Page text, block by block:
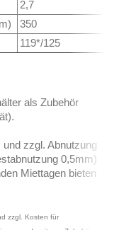
2,7
350
119*/125
als Zubehör
zzgl. Abnutzung
0,5mm)
Miettagen bieten
zzgl. Kosten für